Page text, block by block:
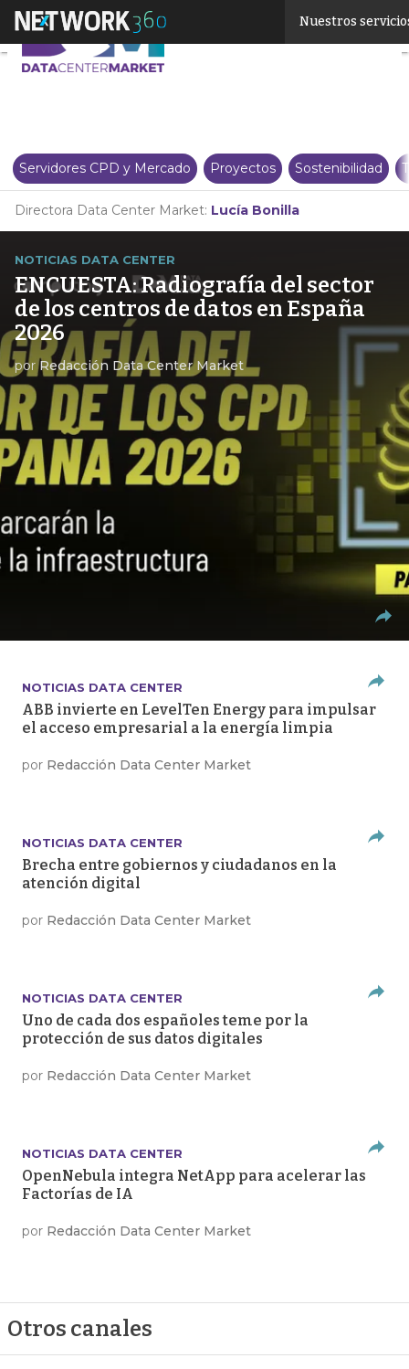
Nuestros
Servidores CPD y Mercado Proyectos Sostenibilidad
Directora Data Center Market: Lucía Bonilla
NOTICIAS DATA CENTER
ENCUESTA: Radiografía del sector
de los centros de datos en España
2026
porRedacción Data Center Market
NOTICIAS DATA CENTER
ABB invierte en LevelTen Energy para impulsar
el acceso empresarial a la energía limpia
por Redacción Data Center Market
NOTICIAS DATA CENTER
Brecha entre gobiernos y ciudadanos en la
atención digital
por Redacción Data Center Market
NOTICIAS DATA CENTER
Uno de cada dos españoles teme por la
protección de sus datos digitales
por Redacción Data Center Market
NOTICIAS DATA CENTER
OpenNebula integra NetApp para acelerar las
Factorías de IA
por Redacción Data Center Market
Otros canales